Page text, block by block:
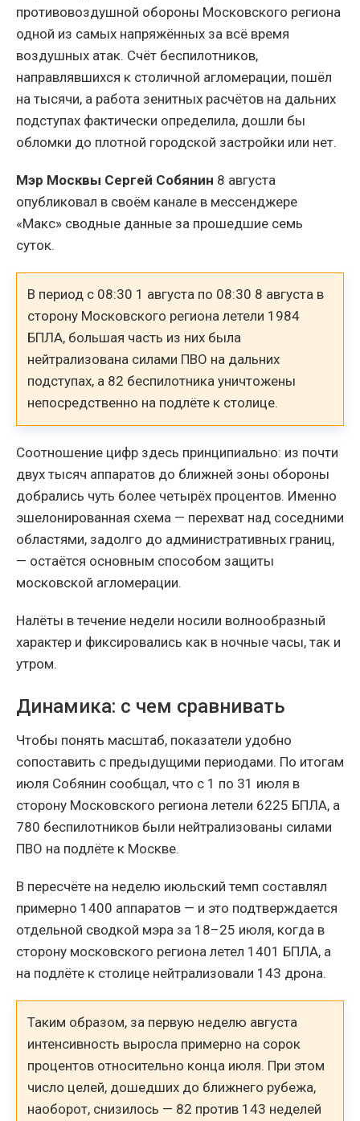
противовоздушной обороны Московского региона
одной из самых напряжённых за всё время
воздушных атак. Счёт беспилотников,
направлявшихся к столичной агломерации, пошёл
на тысячи, а работа зенитных расчётов на дальних
подступах фактически определила, дошли бы
обломки до плотной городской застройки или нет.
Мэр Москвы Сергей Собянин 8 августа
опубликовал в своём канале в мессенджере
«Макс» сводные данные за прошедшие семь
суток.
В период с 08:30 1 августа по 08:30 8 августа в
сторону Московского региона летели 1984
БПЛА, большая часть из них была
нейтрализована силами ПВО на дальних
подступах, а 82 беспилотника уничтожены
непосредственно на подлёте к столице.
Соотношение цифр здесь принципиально: из почти
двух тысяч аппаратов до ближней зоны обороны
добрались чуть более четырёх процентов. Именно
эшелонированная схема — перехват над соседними
областями, задолго до административных границ,
— остаётся основным способом защиты
московской агломерации.
Налёты в течение недели носили волнообразный
характер и фиксировались как в ночные часы, так и
утром.
Динамика: с чем сравнивать
Чтобы понять масштаб, показатели удобно
сопоставить с предыдущими периодами. По итогам
июля Собянин сообщал, что с 1 по 31 июля в
сторону Московского региона летели 6225 БПЛА, а
780 беспилотников были нейтрализованы силами
ПВО на подлёте к Москве.
В пересчёте на неделю июльский темп составлял
примерно 1400 аппаратов — и это подтверждается
отдельной сводкой мэра за 18–25 июля, когда в
сторону московского региона летел 1401 БПЛА, а
на подлёте к столице нейтрализовали 143 дрона.
Таким образом, за первую неделю августа
интенсивность выросла примерно на сорок
процентов относительно конца июля. При этом
число целей, дошедших до ближнего рубежа,
наоборот, снизилось — 82 против 143 неделей